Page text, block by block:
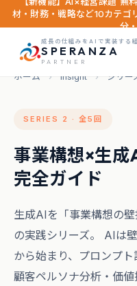
材・財務・戦略など10カテゴ
分
成長の仕組みをAIで実装する
SPERANZA
PARTNER
ホーム › Insight › シリー
SERIES 2 · 全5回
事業構想×生成
完全ガイド
生成AIを「事業構想の
の実践シリーズ。 AIは
から始まり、プロンプ
顧客ペルソナ分析・価